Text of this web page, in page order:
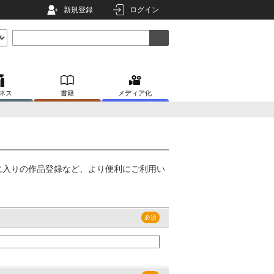
新規登録 ログイン
ス 書籍 メディア化
りの作品登録など、より便利にご利用い